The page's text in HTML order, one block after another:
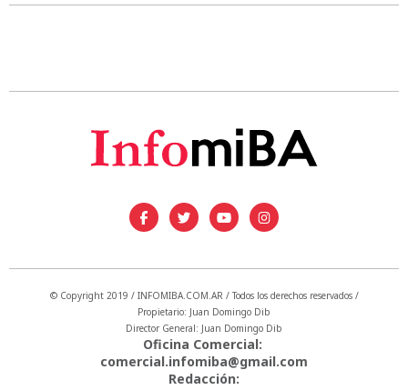
© Copyright 2019 / INFOMIBA.COM.AR / Todos los derechos reservados /
Propietario: Juan Domingo Dib
Director General: Juan Domingo Dib
Oficina Comercial:
comercial.infomiba@gmail.com
Redacción: